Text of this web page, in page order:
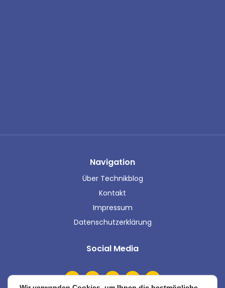
Navigation
Über Technikblog
Kontakt
Impressum
Datenschutzerklärung
Social Media